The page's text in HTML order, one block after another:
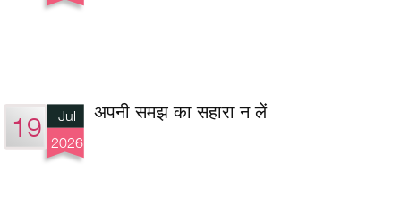
19
Jul
2026
अपनी समझ का सहारा न लें